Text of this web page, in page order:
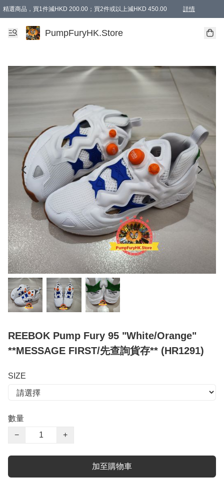
精選商品，買1件減HKD 200.00；買2件或以上減HKD 450.00 詳情
AAPE商品,會員專享9折或以上（按會員等級）AAPE products, members can
精選商品，任選買2件或以上減HKD 100.00
購物滿 HKD 800.00即享免運費優惠！（適用於 特定的送貨方式 )
PumpFuryHK.Store
REEBOK Pump Fury 95 "White/Orange"
**MESSAGE FIRST/先查詢貨存** (HR1291)
SIZE
數量
−
+
加至購物車